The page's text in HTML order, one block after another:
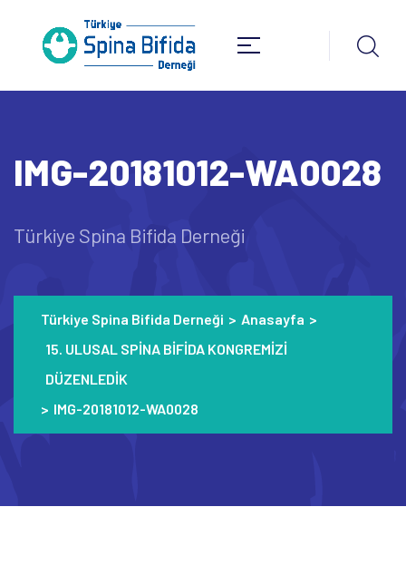
IMG-20181012-WA0028
Türkiye Spina Bifida Derneği
Türkiye Spina Bifida Derneği > Anasayfa >
15. ULUSAL SPİNA BİFİDA KONGREMİZİ
DÜZENLEDİK
> IMG-20181012-WA0028